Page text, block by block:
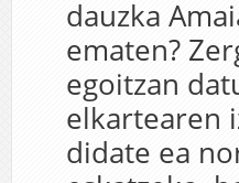
dauzka
ematen?
egoitzan
elkartearen
didate ea